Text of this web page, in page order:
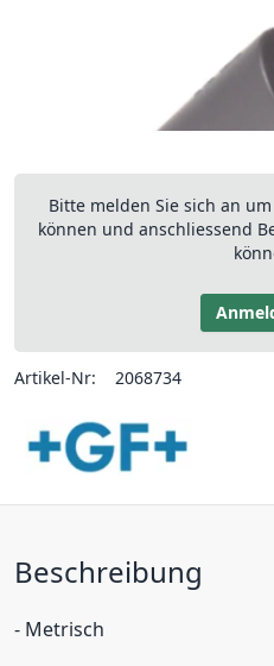
Bitte melden Sie sich an
können und anschliessend
Artikel-Nr: 2068734
Beschreibung
- Metrisch